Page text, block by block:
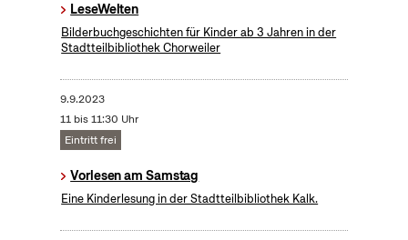
LeseWelten
Bilderbuchgeschichten für Kinder ab 3 Jahren in der
Stadtteilbibliothek Chorweiler
9.9.2023
11 bis 11:30 Uhr
Eintritt frei
Vorlesen am Samstag
Eine Kinderlesung in der Stadtteilbibliothek Kalk.